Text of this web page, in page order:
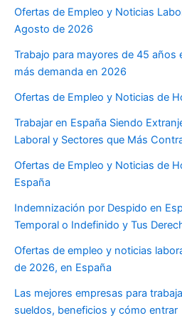
Ofertas de Empleo y Noticias
Agosto de 2026
Trabajo para mayores de 45 años
más demanda en 2026
Ofertas de Empleo y Noticias de
Trabajar en España Siendo
Laboral y Sectores que Más
Ofertas de Empleo y Noticias de
España
Indemnización por Despido en
Temporal o Indefinido y Tus
Ofertas de empleo y noticias
de 2026, en España
Las mejores empresas para
sueldos, beneficios y cómo entrar